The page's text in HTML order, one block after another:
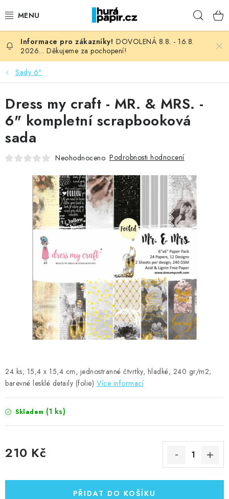
na
NOVINKY
HURÁ DÍLNA
VŠECHNO ZBOŽÍ
KNIHAŘSKÝ MATERIÁL
OBLÍBENÉ ♥️
FOTORECENZE
MOJE OBJEDNÁVKA
Doprava Kontakty Moje objednávka
Oblíbené ♥️
Hodnocení obchodu
Obchodní podmínky
Podmínky ochrany osobních údajů
Ověřování recenzí
Jak nakupovat
DOVOLENÁ 8.8. - 16.8.
2026... Děkujeme za pochopení!
Sady 6"
24 ks; 15,4 x 15,4 cm, jednostranné čtvrtky, hladké, 240 gr/m2;
barevné lesklé detaily (folie) Více informací
Skladem (1 ks)
210 Kč
PŘIDAT DO KOŠÍKU
Dress my craft - MR. & MRS. -
6" kompletní scrapbooková
sada
Neohodnoceno Podrobnosti hodnocení